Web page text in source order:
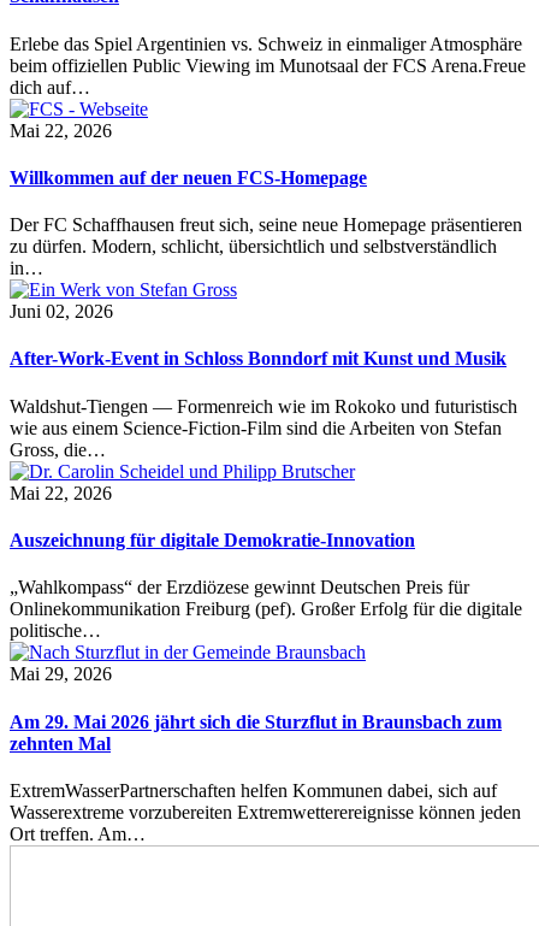
Erlebe das Spiel Argentinien vs. Schweiz in einmaliger Atmosphäre
beim offiziellen Public Viewing im Munotsaal der FCS Arena.Freue
dich auf…
Mai 22, 2026
Willkommen auf der neuen FCS-Homepage
Der FC Schaffhausen freut sich, seine neue Homepage präsentieren
zu dürfen. Modern, schlicht, übersichtlich und selbstverständlich
in…
Juni 02, 2026
After-Work-Event in Schloss Bonndorf mit Kunst und Musik
Waldshut-Tiengen — Formenreich wie im Rokoko und futuristisch
wie aus einem Science-Fiction-Film sind die Arbeiten von Stefan
Gross, die…
Mai 22, 2026
Auszeichnung für digitale Demokratie-Innovation
„Wahlkompass“ der Erzdiözese gewinnt Deutschen Preis für
Onlinekommunikation Freiburg (pef). Großer Erfolg für die digitale
politische…
Mai 29, 2026
Am 29. Mai 2026 jährt sich die Sturzflut in Braunsbach zum
zehnten Mal
ExtremWasserPartnerschaften helfen Kommunen dabei, sich auf
Wasserextreme vorzubereiten Extremwetterereignisse können jeden
Ort treffen. Am…